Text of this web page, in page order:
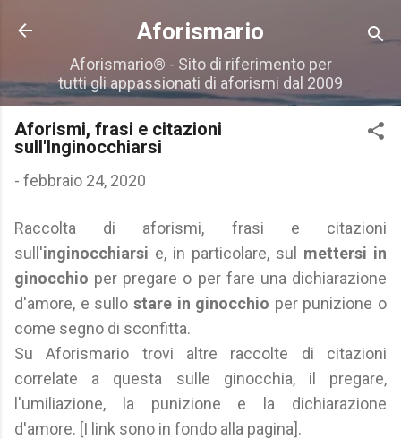
Passa ai contenuti principali
Aforismario
Aforismario® - Sito di riferimento per
tutti gli appassionati di aforismi dal 2009
Aforismi, frasi e citazioni
sull'Inginocchiarsi
- febbraio 24, 2020
Raccolta di aforismi, frasi e citazioni
sull'inginocchiarsi e, in particolare, sul mettersi in
ginocchio per pregare o per fare una dichiarazione
d'amore, e sullo stare in ginocchio per punizione o
come segno di sconfitta.
Su Aforismario trovi altre raccolte di citazioni
correlate a questa sulle ginocchia, il pregare,
l'umiliazione, la punizione e la dichiarazione
d'amore. [I link sono in fondo alla pagina].